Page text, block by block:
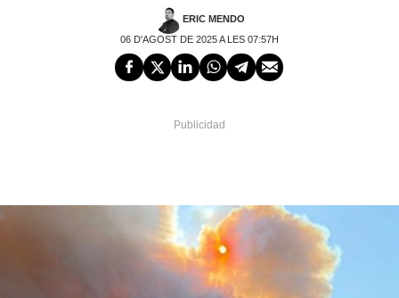
ERIC MENDO
06 D'AGOST DE 2025 A LES 07:57H